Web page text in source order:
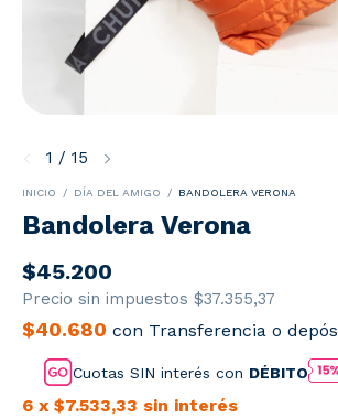
1 / 15
INICIO / DÍA DEL AMIGO / BANDOLERA VERONA
Bandolera Verona
$45.200
Precio sin impuestos $37.355,37
$40.680 con Transferencia o
Cuotas SIN interés con DÉBITO
6 x $7.533,33 sin interés